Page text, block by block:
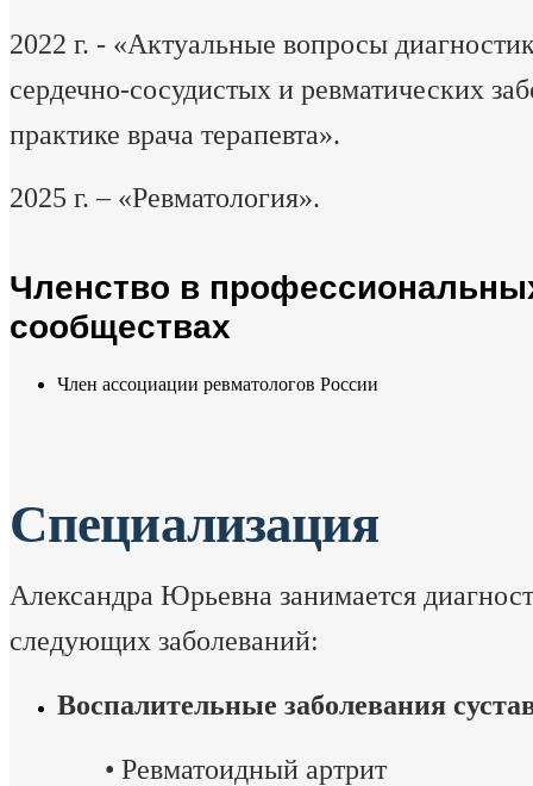
2022 г. - «Актуальные вопросы
сердечно-сосудистых и ревматических
практике врача терапевта».
2025 г. – «Ревматология».
Членство в
сообществах
Член ассоциации ревматологов России
Специализация
Александра Юрьевна занимается
следующих заболеваний:
Воспалительные заболевания
• Ревматоидный артрит